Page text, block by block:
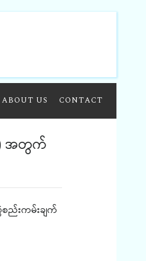
ABOUT US CONTACT
င့်) အတွက်
စည်းကမ်းချက်